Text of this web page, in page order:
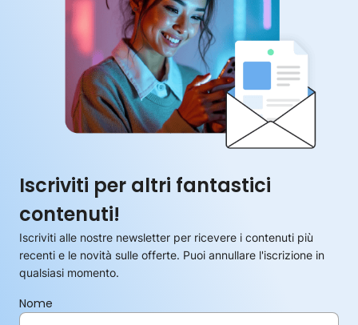
Iscriviti per altri fantastici
contenuti!
Iscriviti alle nostre newsletter per ricevere i contenuti più
recenti e le novità sulle offerte. Puoi annullare l'iscrizione in
qualsiasi momento.
Nome